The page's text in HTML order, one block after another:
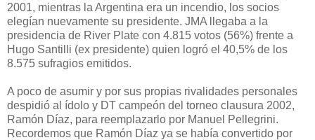
2001, mientras la Argentina era un incendio, los socios
elegían nuevamente su presidente. JMA llegaba a la
presidencia de River Plate con 4.815 votos (56%) frente a
Hugo Santilli (ex presidente) quien logró el 40,5% de los
8.575 sufragios emitidos.
A poco de asumir y por sus propias rivalidades personales
despidió al ídolo y DT campeón del torneo clausura 2002,
Ramón Díaz, para reemplazarlo por Manuel Pellegrini.
Recordemos que Ramón Díaz ya se había convertido por